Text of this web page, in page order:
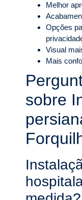
Melhor
Opções
Visual
Mais
sobre